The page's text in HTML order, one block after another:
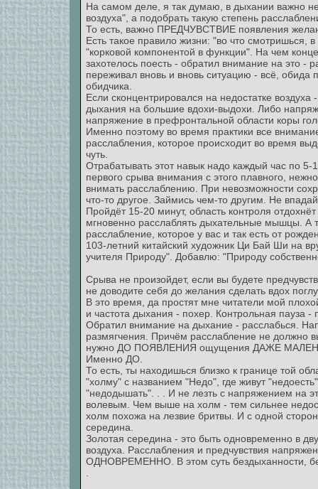
На самом деле, я так думаю, в дыхании важно
воздуха", а подобрать такую степень
То есть, важно ПРЕДЧУВСТВИЕ появления
Есть такое правило жизни: "во что смотришься,
"корковой компонентой в функции". На чем
захотелось поесть - обратил внимание на это -
переживал вновь и вновь ситуацию - всё, обида
обидчика.
Если сконцентрировался на недостатке
дыхания на большие вдохи-выдохи. Либо
напряжение в префронтальной области коры
Именно поэтому во время практики все
расслабления, которое происходит во время
чуть.
Отрабатывать этот навык надо каждый час по
первого срыва внимания с этого плавного,
внимать расслаблению. При невозможности
что-то другое. Займись чем-то другим. Не
Пройдёт 15-20 минут, область контроля
мгновенно расслаблять дыхательные мышцы. А
расслабление, которое у вас и так есть от
103-летний китайский художник Ци Бай Ши на
учителя Природу". Добавлю: "Природу
Срыва не произойдет, если вы будете
не доводите себя до желания сделать вдох
В это время, да простят мне читатели мой
и частота дыхания - похер. Контрольная пауза -
Обратил внимание на дыхание - расслабься.
размягчения. Причём расслабление не должно
нужно ДО ПОЯВЛЕНИЯ ощущения ДАЖЕ
Именно ДО.
То есть, ты находишься близко к границе той
"холму" с названием "Недо", где живут
"недодышать". . . И не лезть с напряжением на
волевым. Чем выше на холм - тем сильнее
холм похожа на лезвие бритвы. И с одной
середина.
Золотая середина - это быть одновременно в
воздуха. Расслабления и предчувствия
ОДНОВРЕМЕННО. В этом суть бездыханности,